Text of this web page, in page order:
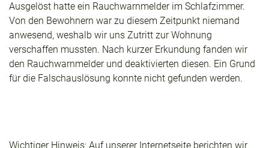
Ausgelöst hatte ein Rauchwarnmelder im Schlafzimmer.
Von den Bewohnern war zu diesem Zeitpunkt niemand
anwesend, weshalb wir uns Zutritt zur Wohnung
verschaffen mussten. Nach kurzer Erkundung fanden wir
den Rauchwarnmelder und deaktivierten diesen. Ein Grund
für die Falschauslösung konnte nicht gefunden werden.
Wichtiger Hinweis: Auf unserer Internetseite berichten wir